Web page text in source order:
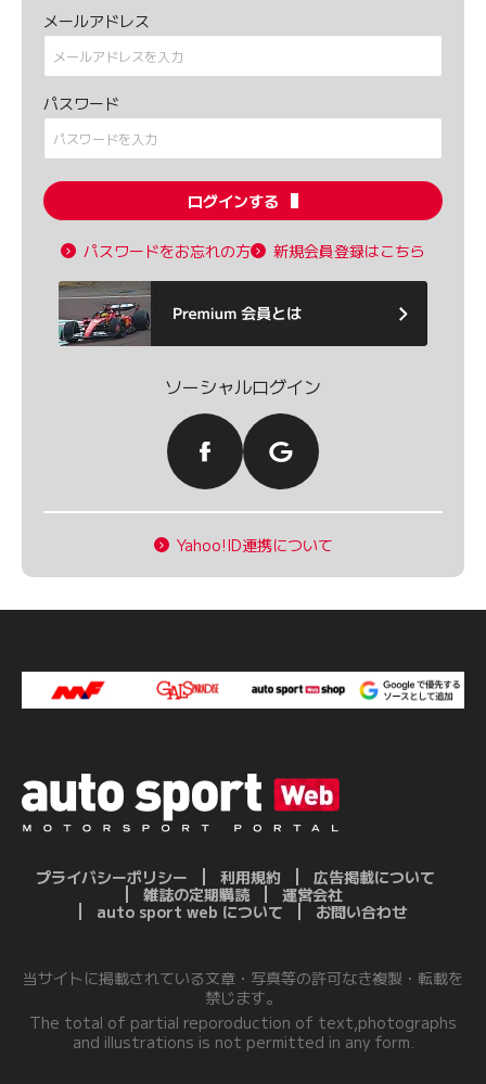
メールアドレス
パスワード
ログインする
パスワードをお忘れの方 新規会員登録はこちら
ソーシャルログイン
Yahoo!ID連携について
プライバシーポリシー 利用規約
広告掲載について
雑誌の定期購読
運営会社
auto sport web について
お問い合わせ
当サイトに掲載されている文章・写真等の許可なき複製・転載を
禁じます。
The total of partial reporoduction of text,photographs
and illustrations is not permitted in any form.